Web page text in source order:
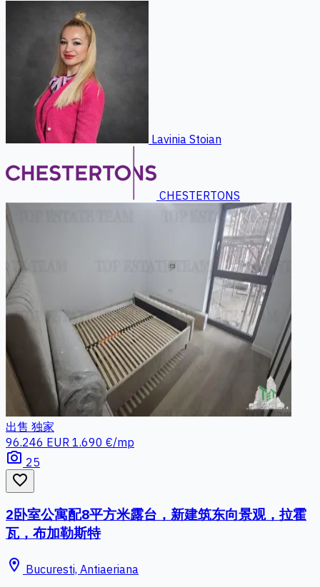
Lavinia Stoian
CHESTERTONS
出售 独家
96.246 EUR 1.690 €/mp
photo_camera 25
favorite_border
2卧室公寓配8平方米露台，新建筑东向景观，拉霍
瓦，布加勒斯特
location_on Bucuresti, Antiaeriana